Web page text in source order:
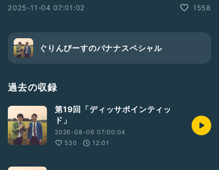
2025-11-04 07:01:02
1558
ぐりんぴーすのバナナスペシャル
過去の収録
第19回「ディッサポインティッ
ド」
2026-08-06 07:00:04
530
12:01